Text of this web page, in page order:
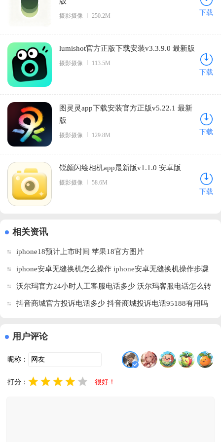
摄影摄像 250.2M 下载
lumishot官方正版下载安装v3.3.9.0 最新版
摄影摄像 113.5M
下载
图灵灵app下载安装官方正版v5.22.1 最新
版
摄影摄像 129.8M 下载
锐颜闪绘相机app最新版v1.1.0 安卓版
摄影摄像 58.6M
下载
相关资讯
iphone18预计上市时间 苹果18官方图片
iphone安卓无缝换机怎么操作 iphone安卓无缝换机操作步骤
沃尔玛官方24小时人工客服电话多少 沃尔玛客服电话怎么转
人工
抖音商城官方投诉电话多少 抖音商城投诉电话95188有用吗
用户评论
昵称：
打分： 很好！